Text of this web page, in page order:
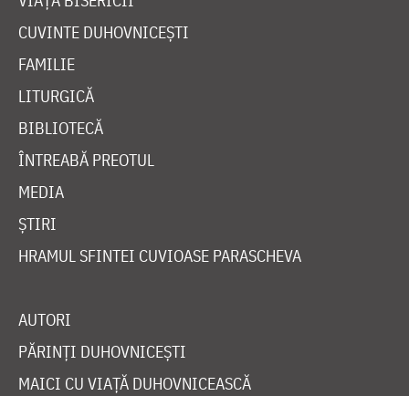
CUVINTE DUHOVNICEȘTI
FAMILIE
LITURGICĂ
BIBLIOTECĂ
ÎNTREABĂ PREOTUL
MEDIA
ȘTIRI
HRAMUL SFINTEI CUVIOASE PARASCHEVA
AUTORI
PĂRINȚI DUHOVNICEȘTI
MAICI CU VIAȚĂ DUHOVNICEASCĂ